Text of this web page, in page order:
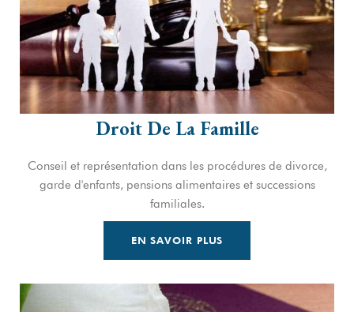
Droit De La Famille
Conseil et représentation dans les procédures de divorce,
garde d'enfants, pensions alimentaires et successions
familiales.
EN SAVOIR PLUS